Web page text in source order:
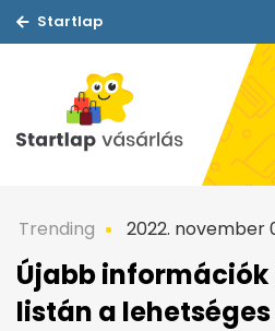
Startlap
Trending 2022. november
Újabb
listán a